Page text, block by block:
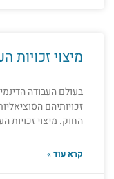
מיצוי זכויות
בעולם העבודה
זכויותיהם
החוק. מיצוי זכויות
קרא עוד »